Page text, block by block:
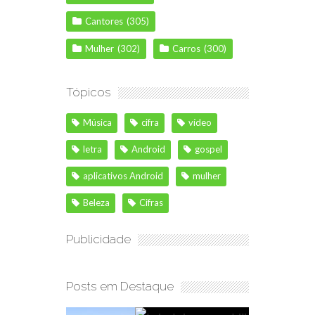
Cantores (305)
Mulher (302) Carros (300)
Tópicos
Música cifra vídeo
letra Android gospel
aplicativos Android mulher
Beleza Cifras
Publicidade
Posts em Destaque